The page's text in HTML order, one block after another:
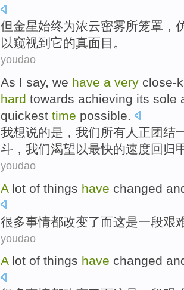
但金星始终为浓云密雾所笼罩 ，
以窥视到 它的真面目。
youdao
As I say, we have a very close-
hard towards achieving its sole
quickest time possible.
我想说的是 ， 我们所有人 正团结
斗，我们渴望以最快的速度回归
youdao
A lot of things have changed
很多事情都改变了而这是一段艰
youdao
Alot of things have changed